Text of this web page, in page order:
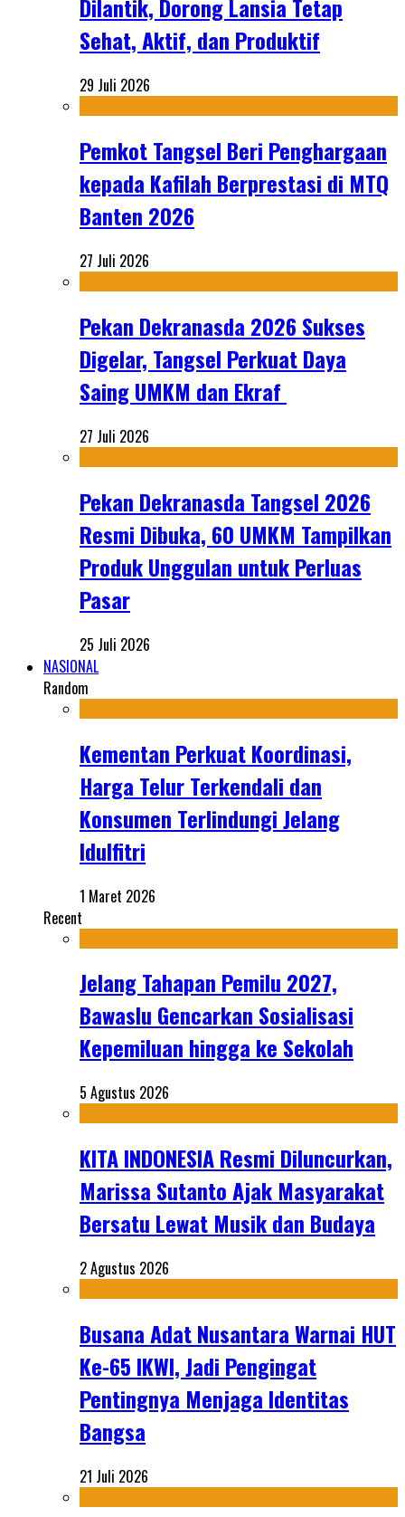
Dilantik, Dorong Lansia Tetap
Sehat, Aktif, dan Produktif
29 Juli 2026
Pemkot Tangsel Beri Penghargaan
kepada Kafilah Berprestasi di MTQ
Banten 2026
27 Juli 2026
Pekan Dekranasda 2026 Sukses
Digelar, Tangsel Perkuat Daya
Saing UMKM dan Ekraf
27 Juli 2026
Pekan Dekranasda Tangsel 2026
Resmi Dibuka, 60 UMKM Tampilkan
Produk Unggulan untuk Perluas
Pasar
25 Juli 2026
NASIONAL
Random
Kementan Perkuat Koordinasi,
Harga Telur Terkendali dan
Konsumen Terlindungi Jelang
Idulfitri
1 Maret 2026
Recent
Jelang Tahapan Pemilu 2027,
Bawaslu Gencarkan Sosialisasi
Kepemiluan hingga ke Sekolah
5 Agustus 2026
KITA INDONESIA Resmi Diluncurkan,
Marissa Sutanto Ajak Masyarakat
Bersatu Lewat Musik dan Budaya
2 Agustus 2026
Busana Adat Nusantara Warnai HUT
Ke-65 IKWI, Jadi Pengingat
Pentingnya Menjaga Identitas
Bangsa
21 Juli 2026